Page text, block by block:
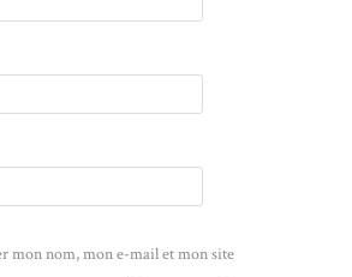
mon nom, mon e-mail et mon site